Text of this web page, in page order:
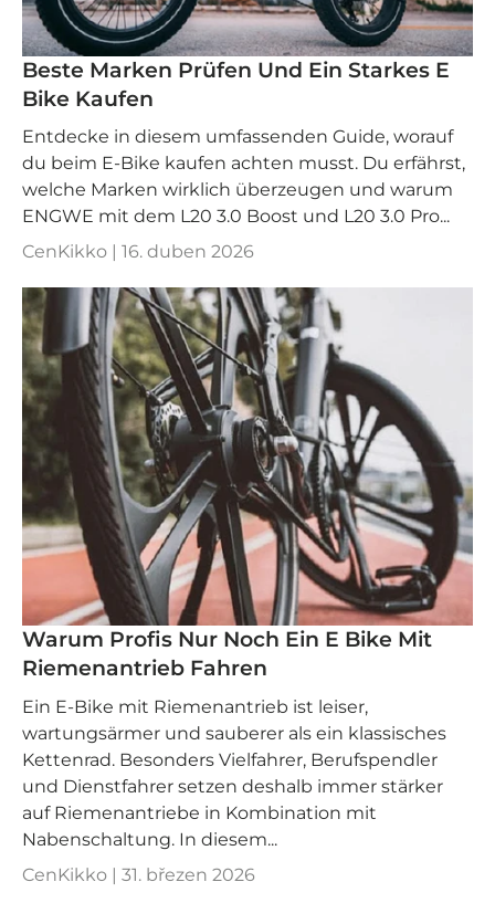
Beste Marken Prüfen Und Ein Starkes E
Bike Kaufen
Entdecke in diesem umfassenden Guide, worauf
du beim E-Bike kaufen achten musst. Du erfährst,
welche Marken wirklich überzeugen und warum
ENGWE mit dem L20 3.0 Boost und L20 3.0 Pro...
CenKikko | 16. duben 2026
Warum Profis Nur Noch Ein E Bike Mit
Riemenantrieb Fahren
Ein E‑Bike mit Riemenantrieb ist leiser,
wartungsärmer und sauberer als ein klassisches
Kettenrad. Besonders Vielfahrer, Berufspendler
und Dienstfahrer setzen deshalb immer stärker
auf Riemenantriebe in Kombination mit
Nabenschaltung. In diesem...
CenKikko | 31. březen 2026